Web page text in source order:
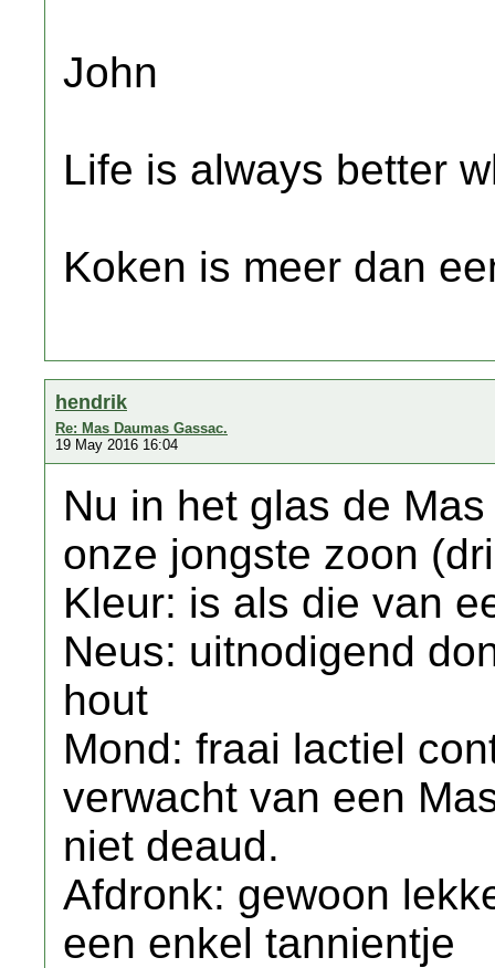
John
Life is always better
Koken is meer dan
hendrik
Re: Mas Daumas Gassac.
19 May 2016 16:04
Nu in het glas de
onze jongste zoon
Kleur: is als die van
Neus: uitnodigend
hout
Mond: fraai lactiel
verwacht van een
niet deaud.
Afdronk: gewoon
een enkel tannientje